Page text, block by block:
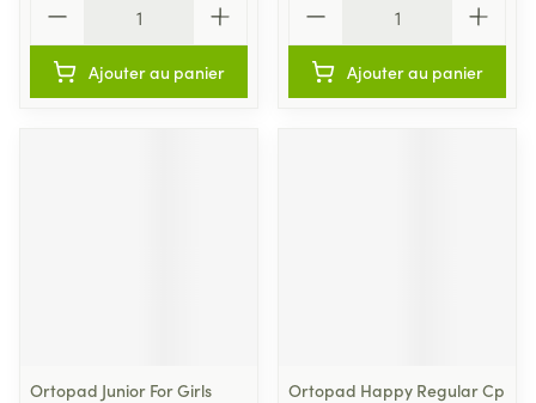
Ajouter au panier Ajouter au panier
Ortopad Junior For Girls
Ortopad Happy Regular Cp